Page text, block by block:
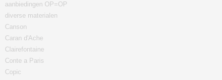
aanbiedingen OP=OP
diverse materialen
Canson
Caran d'Ache
Clairefontaine
Conte a Paris
Copic